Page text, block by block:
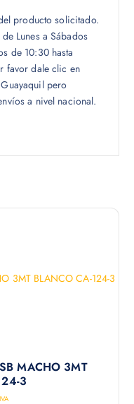
producto solicitado.
Lunes a Sábados
de 10:30 hasta
favor dale clic en
pero
a nivel nacional.
MACHO 3MT
3